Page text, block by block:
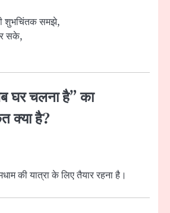
शुभचिंतक समझे,
सके,
घर चलना है” का
क्या है?
की यात्रा के लिए तैयार रहना है।